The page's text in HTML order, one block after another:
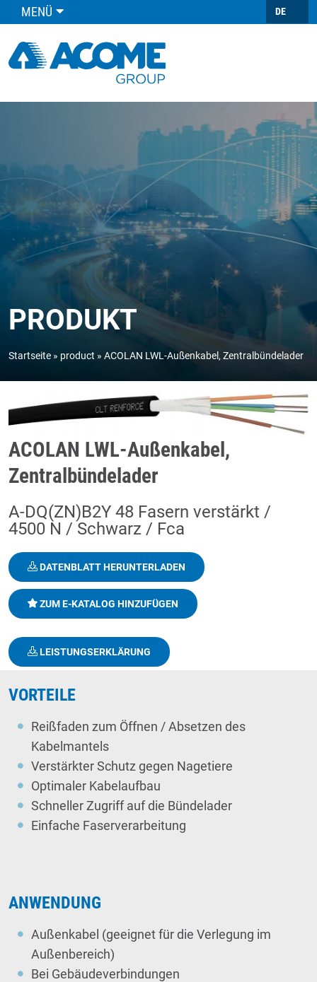
MENÜ DE
PRODUKT
Startseite product ACOLAN LWL-Außenkabel, Zentralbündelader
ACOLAN LWL-Außenkabel,
Zentralbündelader
A-DQ(ZN)B2Y 48 Fasern verstärkt /
4500 N / Schwarz / Fca
DATENBLATT HERUNTERLADEN
ZUM E-KATALOG HINZUFÜGEN
LEISTUNGSERKLÄRUNG
VORTEILE
Reißfaden zum Öffnen / Absetzen des
Kabelmantels
Verstärkter Schutz gegen Nagetiere
Optimaler Kabelaufbau
Schneller Zugriff auf die Bündelader
Einfache Faserverarbeitung
ANWENDUNG
Außenkabel (geeignet für die Verlegung im
Außenbereich)
Bei Gebäudeverbindungen